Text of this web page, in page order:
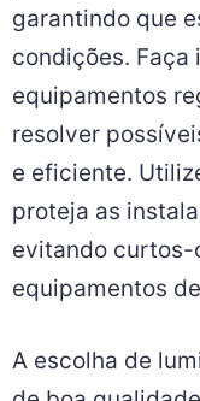
garantindo que
condições. Faça
equipamentos
resolver
e eficiente.
proteja as
evitando curtos-
equipamentos
A escolha de